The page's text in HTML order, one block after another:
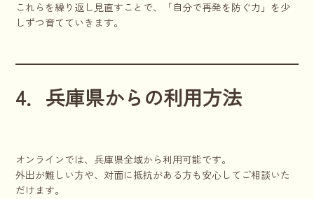
これらを繰り返し見直すことで、「自分で再発を防ぐ力」を少
しずつ育てていきます。
4．兵庫県からの利用方法
オンラインでは、兵庫県全域から利用可能です。
外出が難しい方や、対面に抵抗がある方も安心してご相談いた
だけます。